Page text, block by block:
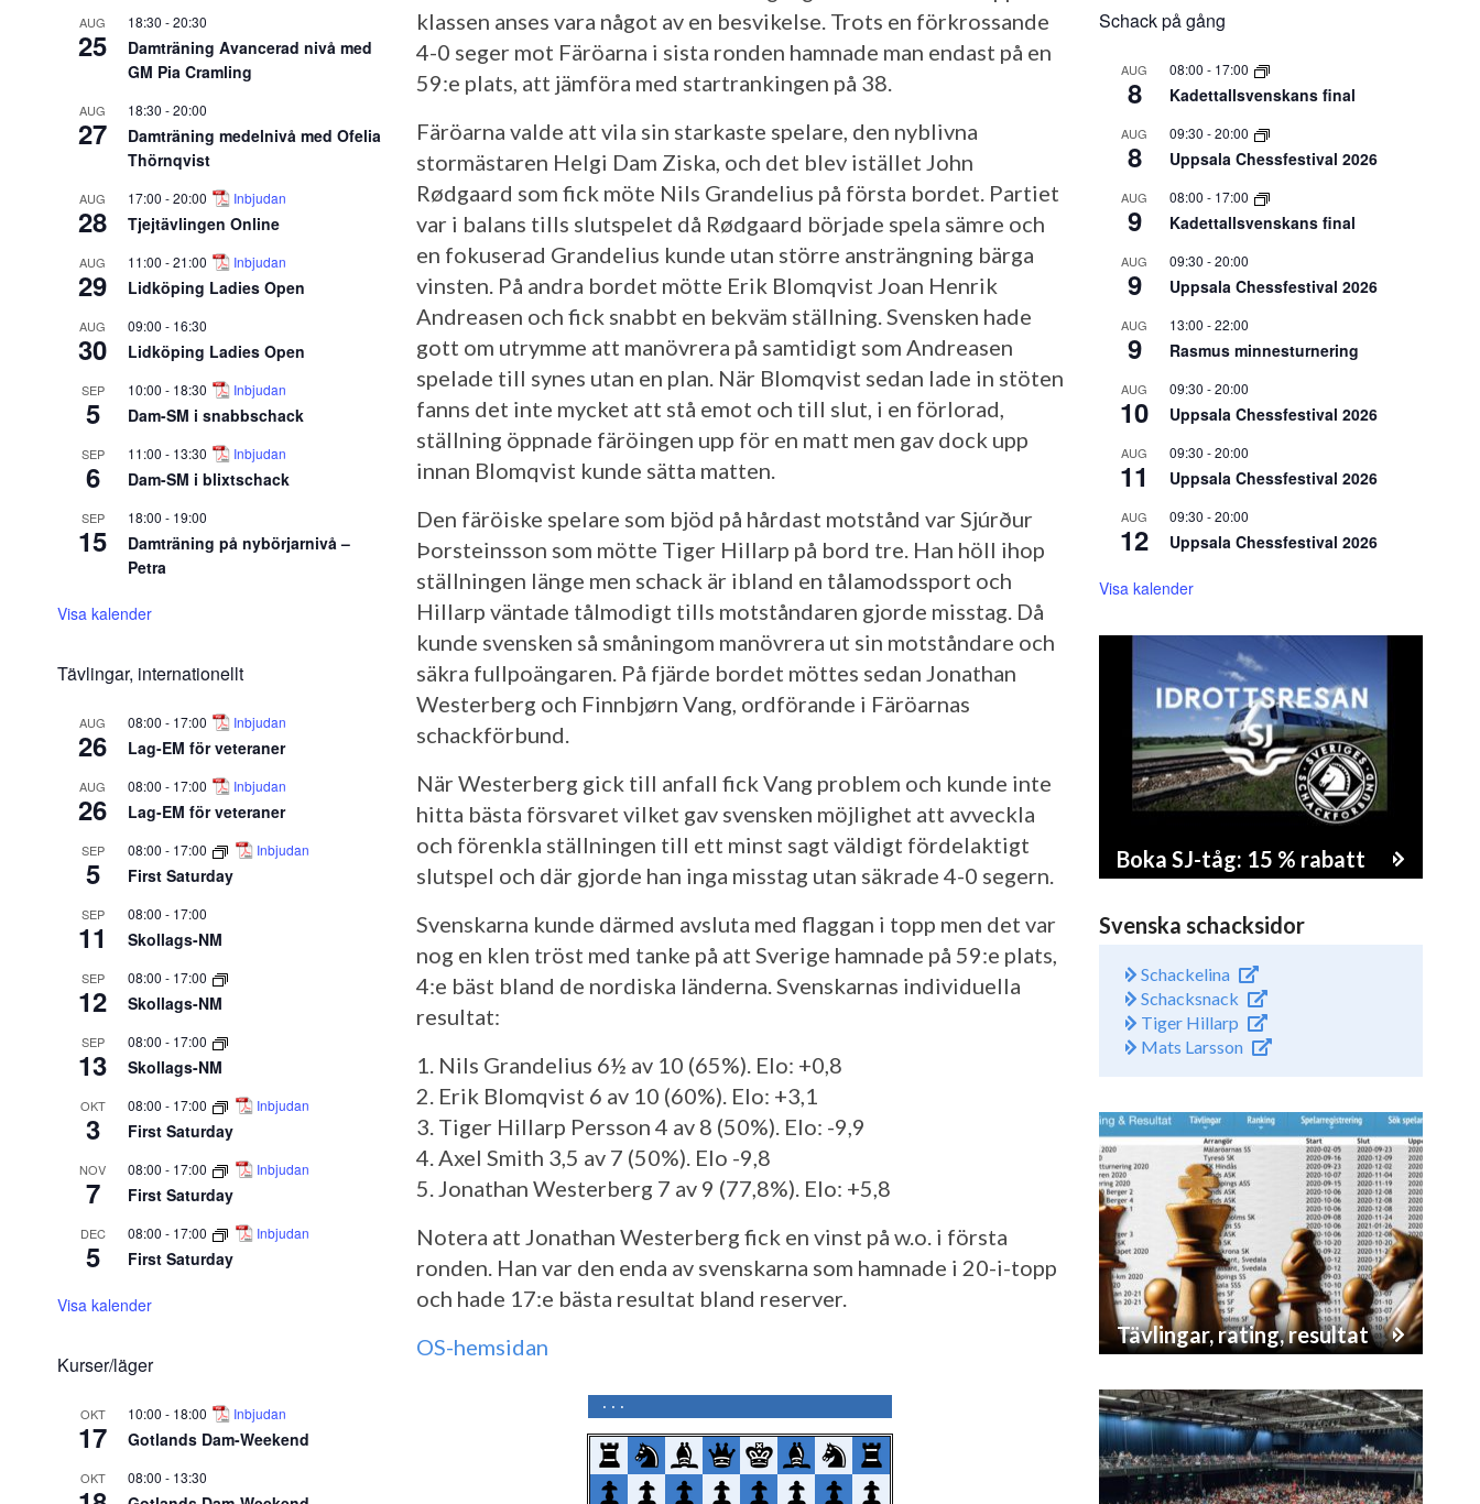
AUG
25
18:30 -20:30
Damträning Avancerad nivå med
GM Pia Cramling
AUG
27
18:30 -20:00
Damträning medelnivå med Ofelia
Thörnqvist
AUG
28
17:00 -20:00 Inbjudan
Tjejtävlingen Online
AUG
29
11:00 -21:00 Inbjudan
Lidköping Ladies Open
AUG
30
09:00 - 16:30
Lidköping Ladies Open
SEP
5
10:00 - 18:30 Inbjudan
Dam-SM i snabbschack
SEP
6
11:00 - 13:30 Inbjudan
Dam-SM i blixtschack
SEP
15
18:00 - 19:00
Damträning på nybörjarnivå –
Petra
Visa kalender
Tävlingar, internationellt
AUG
26
08:00 - 17:00 Inbjudan
Lag-EM för veteraner
AUG
26
08:00 - 17:00 Inbjudan
Lag-EM för veteraner
SEP
5
08:00 - 17:00 Inbjudan
First Saturday
SEP
11
08:00 - 17:00
Skollags-NM
SEP
12
08:00 - 17:00
Skollags-NM
SEP
13
08:00 - 17:00
Skollags-NM
OKT
3
08:00 - 17:00 Inbjudan
First Saturday
NOV
7
08:00 - 17:00 Inbjudan
First Saturday
DEC
5
08:00 - 17:00 Inbjudan
First Saturday
Visa kalender
Kurser/läger
OKT
17
10:00 - 18:00 Inbjudan
Gotlands Dam-Weekend
OKT 08:00 - 13:30
klassen anses vara något av en besvikelse. Trots en förkrossande
4-0 seger mot Färöarna i sista ronden hamnade man endast på en
59:e plats, att jämföra med startrankingen på 38.
Färöarna valde att vila sin starkaste spelare, den nyblivna
stormästaren Helgi Dam Ziska, och det blev istället John
Rødgaard som fick möte Nils Grandelius på första bordet. Partiet
var i balans tills slutspelet då Rødgaard började spela sämre och
en fokuserad Grandelius kunde utan större ansträngning bärga
vinsten. På andra bordet mötte Erik Blomqvist Joan Henrik
Andreasen och fick snabbt en bekväm ställning. Svensken hade
gott om utrymme att manövrera på samtidigt som Andreasen
spelade till synes utan en plan. När Blomqvist sedan lade in stöten
fanns det inte mycket att stå emot och till slut, i en förlorad,
ställning öppnade färöingen upp för en matt men gav dock upp
innan Blomqvist kunde sätta matten.
Den färöiske spelare som bjöd på hårdast motstånd var Sjúrður
Þorsteinsson som mötte Tiger Hillarp på bord tre. Han höll ihop
ställningen länge men schack är ibland en tålamodssport och
Hillarp väntade tålmodigt tills motståndaren gjorde misstag. Då
kunde svensken så småningom manövrera ut sin motståndare och
säkra fullpoängaren. På fjärde bordet möttes sedan Jonathan
Westerberg och Finnbjørn Vang, ordförande i Färöarnas
schackförbund.
När Westerberg gick till anfall fick Vang problem och kunde inte
hitta bästa försvaret vilket gav svensken möjlighet att avveckla
och förenkla ställningen till ett minst sagt väldigt fördelaktigt
slutspel och där gjorde han inga misstag utan säkrade 4-0 segern.
Svenskarna kunde därmed avsluta med flaggan i topp men det var
nog en klen tröst med tanke på att Sverige hamnade på 59:e plats,
4:e bäst bland de nordiska länderna. Svenskarnas individuella
resultat:
1. Nils Grandelius 6½ av 10 (65%). Elo: +0,8
2. Erik Blomqvist 6 av 10 (60%). Elo: +3,1
3. Tiger Hillarp Persson 4 av 8 (50%). Elo: -9,9
4. Axel Smith 3,5 av 7 (50%). Elo -9,8
5. Jonathan Westerberg 7 av 9 (77,8%). Elo: +5,8
Notera att Jonathan Westerberg fick en vinst på w.o. i första
ronden. Han var den enda av svenskarna som hamnade i 20-i-topp
och hade 17:e bästa resultat bland reserver.
OS-hemsidan
Schack på gång
AUG
8
08:00 - 17:00
Kadettallsvenskans final
AUG
8
09:30 -20:00
Uppsala Chessfestival 2026
AUG
9
08:00 - 17:00
Kadettallsvenskans final
AUG
9
09:30 -20:00
Uppsala Chessfestival 2026
AUG
9
13:00 -22:00
Rasmus minnesturnering
AUG
10
09:30 -20:00
Uppsala Chessfestival 2026
AUG
11
09:30 -20:00
Uppsala Chessfestival 2026
AUG
12
09:30 -20:00
Uppsala Chessfestival 2026
Visa kalender
Boka SJ-tåg: 15 % rabatt
Svenska schacksidor
Schackelina
Schacksnack
Tiger Hillarp
Mats Larsson
Tävlingar, rating, resultat